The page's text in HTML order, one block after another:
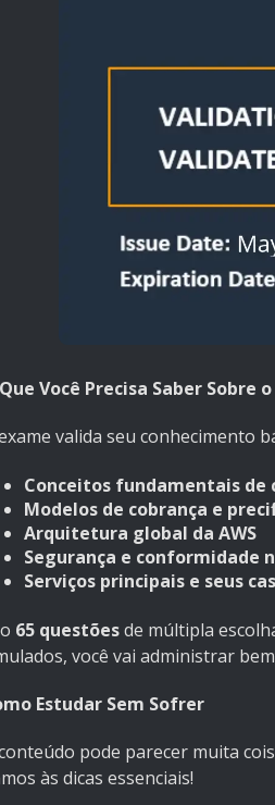
Você Precisa Saber Sobre
valida seu conhecimento
Conceitos fundamentais de
Modelos de cobrança e
Arquitetura global da AWS
Segurança e conformidade
Serviços principais e seus
65 questõesde múltipla
você vai administrar
Estudar Sem Sofrer
pode parecer muita
às dicas essenciais!